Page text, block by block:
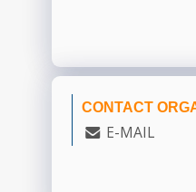
CONTACT
E-MAIL